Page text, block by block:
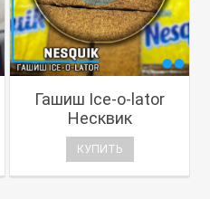
Гашиш Ice-o-lator
Несквик
КУПИТЬ